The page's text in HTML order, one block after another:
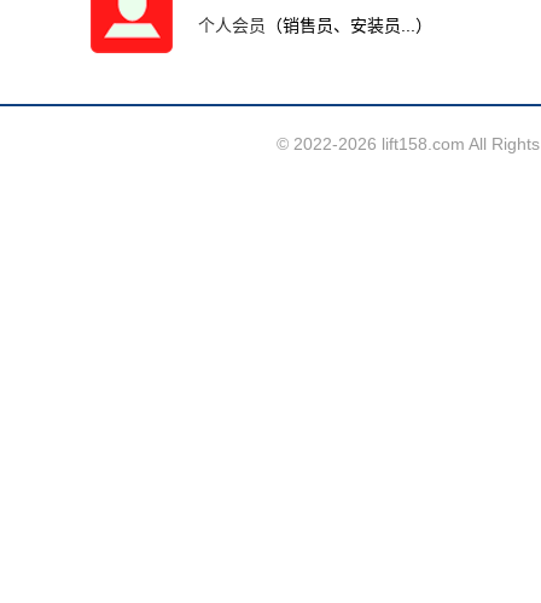
个人会员
（销售员、安装员...）
© 2022-2026 lift158.com All